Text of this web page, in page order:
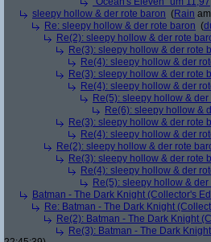
sleepy hollow & der rote baron (Rain
Re: sleepy hollow & der rote baron (
Re(2): sleepy hollow & der rote
Re(3): sleepy hollow & der rote
Re(4): sleepy hollow & der
Re(3): sleepy hollow & der rote
Re(4): sleepy hollow & der
Re(5): sleepy hollow & der
Re(6): sleepy hollow &
Re(3): sleepy hollow & der rote
Re(4): sleepy hollow & der
Re(2): sleepy hollow & der rote
Re(3): sleepy hollow & der rote
Re(4): sleepy hollow & der
Re(5): sleepy hollow & der
Batman - The Dark Knight (Collector's
Re: Batman - The Dark Knight
Re(2): Batman - The Dark Knight
Re(3): Batman - The Dark